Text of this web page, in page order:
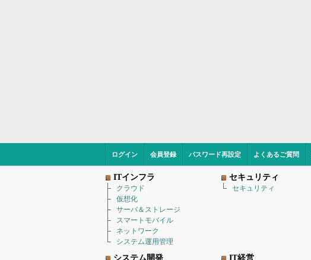
ログイン 会員登録 パスワード再設定 よくあるご質問
ITインフラ
クラウド
仮想化
サーバ＆ストレージ
スマートモバイル
ネットワーク
システム運用管理
セキュリティ
セキュリティ
システム開発 IT経営